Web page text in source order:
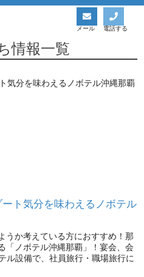
メール 電話する
情報一覧ページ
情報一覧
ト気分を味わえるノボテル
うか考えている方におすすめ！那
「ノボテル沖縄那覇」！宴会、会
ル設備で、社員旅行・職場旅行に